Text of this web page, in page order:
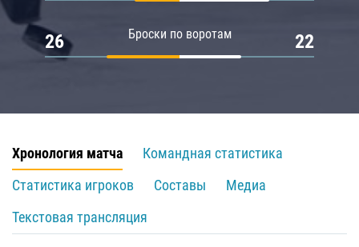
Броски по воротам
26 22
Хронология матча
Командная статистика
Статистика игроков
Составы
Медиа
Текстовая трансляция